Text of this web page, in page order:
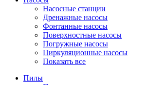
Насосные станции
Дренажные насосы
Фонтанные насосы
Поверхностные насосы
Погружные насосы
Циркуляционные насосы
Показать все
Пилы